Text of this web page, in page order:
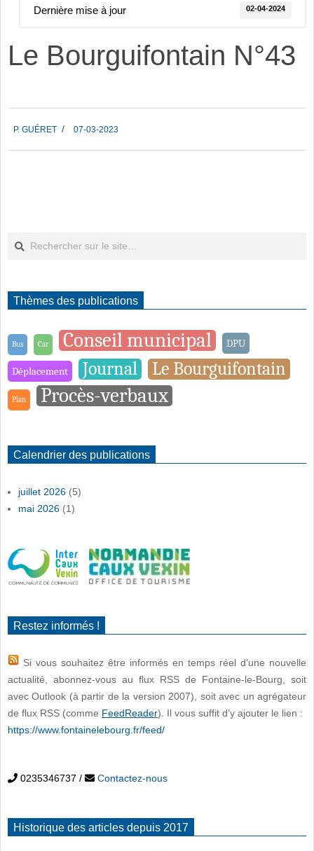
Dernière mise à jour 02-04-2024
Le Bourguifontain N°43
03-
07
P. GUÉRET 07-03-2023
Thèmes des publications
Bus Car Conseil municipal DPU
Déplacement Journal Le Bourguifontain
Plan Procès-verbaux
Calendrier des publications
juillet 2026 (5)
mai 2026 (1)
Restez informés !
Si vous souhaitez être informés en temps réel d’une nouvelle
actualité, abonnez-vous au flux RSS de Fontaine-le-Bourg, soit
avec Outlook (à partir de la version 2007), soit avec un agrégateur
de flux RSS (comme FeedReader). Il vous suffit d’y ajouter le lien :
https://www.fontainelebourg.fr/feed/
0235346737 / Contactez-nous
Historique des articles depuis 2017